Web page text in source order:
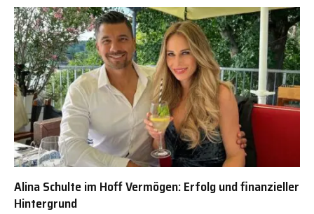
Alina Schulte im Hoff Vermögen: Erfolg und finanzieller
Hintergrund